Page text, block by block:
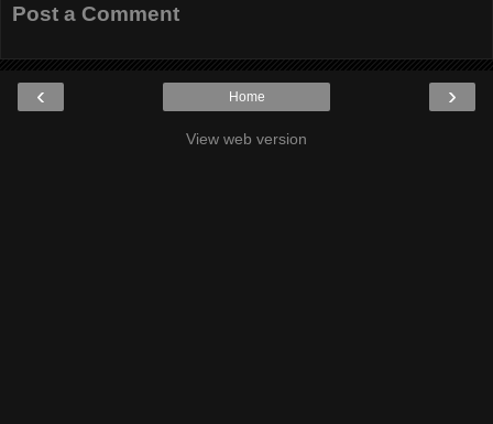
Post a Comment
‹ ›
Home
View web version